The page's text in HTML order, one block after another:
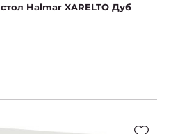
Halmar XARELTO Дуб